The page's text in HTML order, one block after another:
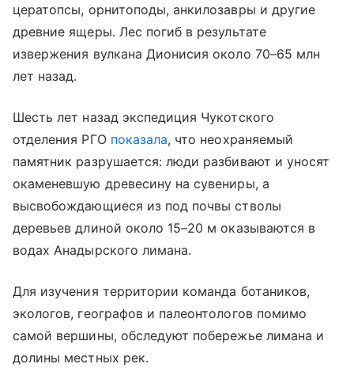
цератопсы, орнитоподы, анкилозавры и другие
древние ящеры. Лес погиб в результате
извержения вулкана Дионисия около 70–65 млн
лет назад.
Шесть лет назад экспедиция Чукотского
отделения РГО показала, что неохраняемый
памятник разрушается: люди разбивают и уносят
окаменевшую древесину на сувениры, а
высвобождающиеся из под почвы стволы
деревьев длиной около 15–20 м оказываются в
водах Анадырского лимана.
Для изучения территории команда ботаников,
экологов, географов и палеонтологов помимо
самой вершины, обследуют побережье лимана и
долины местных рек.